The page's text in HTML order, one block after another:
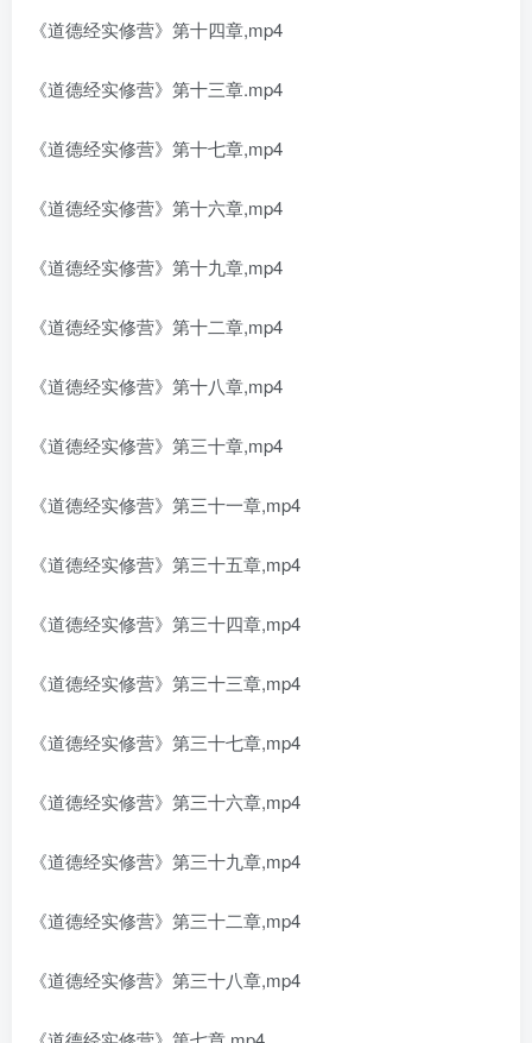
《道德经实修营》第十四章,mp4
《道德经实修营》第十三章.mp4
《道德经实修营》第十七章,mp4
《道德经实修营》第十六章,mp4
《道德经实修营》第十九章,mp4
《道德经实修营》第十二章,mp4
《道德经实修营》第十八章,mp4
《道德经实修营》第三十章,mp4
《道德经实修营》第三十一章,mp4
《道德经实修营》第三十五章,mp4
《道德经实修营》第三十四章,mp4
《道德经实修营》第三十三章,mp4
《道德经实修营》第三十七章,mp4
《道德经实修营》第三十六章,mp4
《道德经实修营》第三十九章,mp4
《道德经实修营》第三十二章,mp4
《道德经实修营》第三十八章,mp4